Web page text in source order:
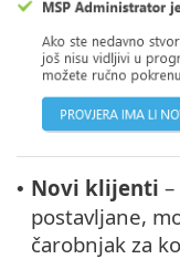
• Novi klijenti
postavljane,
čarobnjak za